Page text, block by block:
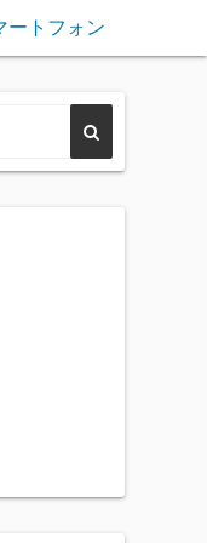
ートフォン